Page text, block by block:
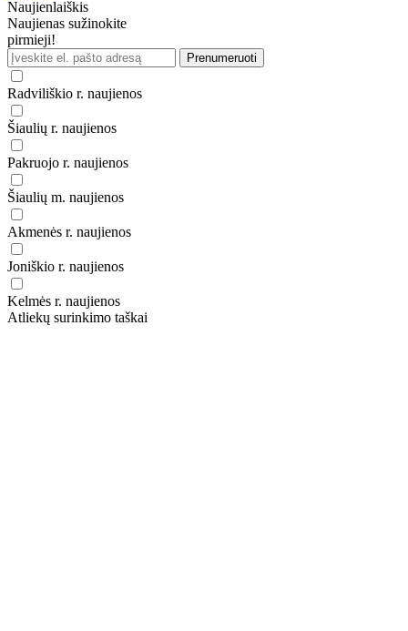
Naujienlaiškis
Naujienas sužinokite
pirmieji!
Prenumeruoti
Radviliškio r. naujienos
Šiaulių r. naujienos
Pakruojo r. naujienos
Šiaulių m. naujienos
Akmenės r. naujienos
Joniškio r. naujienos
Kelmės r. naujienos
Atliekų surinkimo taškai